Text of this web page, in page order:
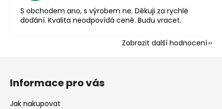
S obchodem ano, s výrobem ne. Děkuji za rychlé
dodání. Kvalita neodpovídá ceně. Budu vracet.
Zobrazit další hodnocení
Z
Informace pro vás
Jak nakupovat